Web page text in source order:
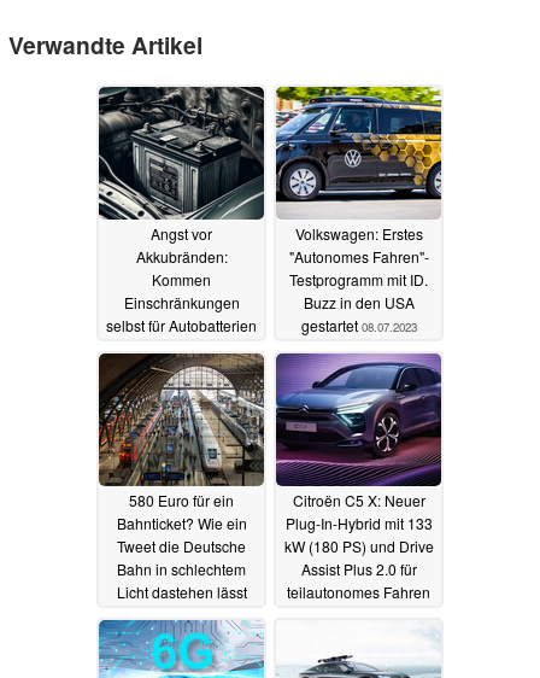
Verwandte Artikel
Angst vor
Akkubränden:
Kommen
Einschränkungen
selbst für Autobatterien
01.04.2024
Volkswagen: Erstes
"Autonomes Fahren"-
Testprogramm mit ID.
Buzz in den USA
gestartet 08.07.2023
580 Euro für ein
Bahnticket? Wie ein
Tweet die Deutsche
Bahn in schlechtem
Licht dastehen lässt
19.06.2023
Citroën C5 X: Neuer
Plug-In-Hybrid mit 133
kW (180 PS) und Drive
Assist Plus 2.0 für
teilautonomes Fahren